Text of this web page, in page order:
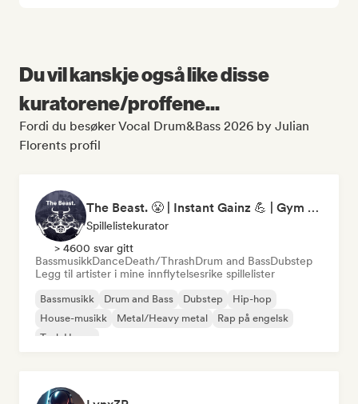
Du vil kanskje også like disse
kuratorene/proffene...
Fordi du besøker Vocal Drum&Bass 2026 by Julian
Florents profil
The Beast. 😤 | Instant Gainz 💪 | Gym Workout & Motivation Music 🏋️
Spillelistekurator
> 4600 svar gitt
BassmusikkDanceDeath/ThrashDrum and BassDubstep
Legg til artister i mine innflytelsesrike spillelister
Bassmusikk Drum and Bass Dubstep
Hip-hop
House-musikk
Metal/Heavy metal
Rap på engelsk
Tech House